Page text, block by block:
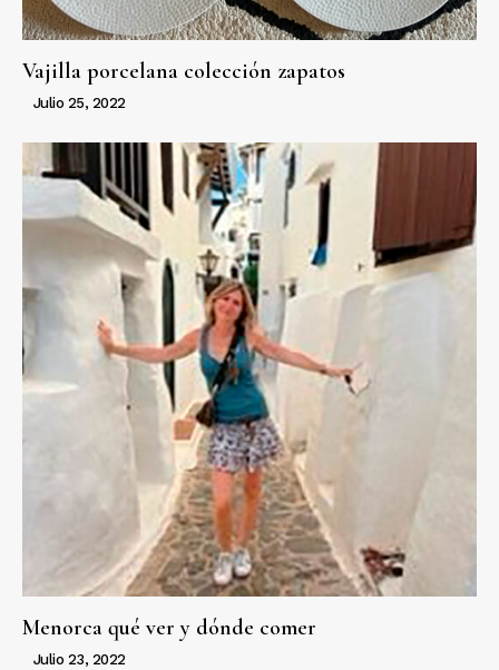
Vajilla porcelana colección zapatos
Julio 25, 2022
Menorca qué ver y dónde comer
Julio 23, 2022